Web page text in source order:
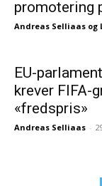
promotering
Andreas Selliaas og
EU-
krever FIFA-
«fredspris»
Andreas Selliaas -